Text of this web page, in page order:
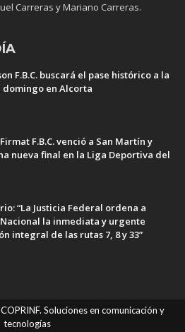
Carreras y Mariano Carreras.
F.B.C. buscará el pase histórico a la
domingo en Alcorta
F.B.C. venció a San Martín y
nueva final en la Liga Deportiva del
“La Justicia Federal ordena a
la inmediata y urgente
integral de las rutas 7, 8 y 33”
Soluciones en comunicación y
tecnologías